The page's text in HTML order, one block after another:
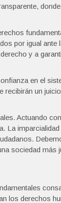
por igual ante
y a
en el
recibirán un
Actuando
La
sociedad más
los derechos